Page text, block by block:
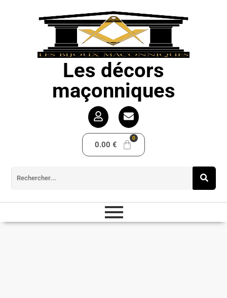
Les décors
maçonniques
0.00 €